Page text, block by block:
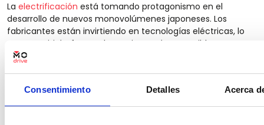
Consentimiento Detalles Acerca
La electrificación está tomando protagonismo en el
desarrollo de nuevos monovolúmenes japoneses. Los
fabricantes están invirtiendo en tecnologías eléctricas, lo
que permitirá ofrecer alternativas más sostenibles que
satisfacen la demanda creciente por vehículos con menor
Integración de tecnologías de